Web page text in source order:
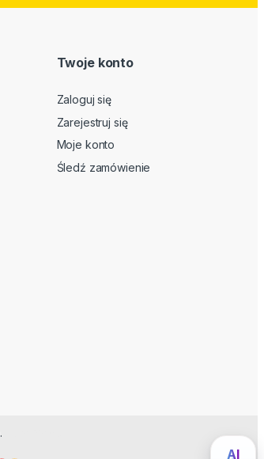
Twoje konto
Zaloguj się
Zarejestruj się
Moje konto
Śledź zamówienie
.
AI